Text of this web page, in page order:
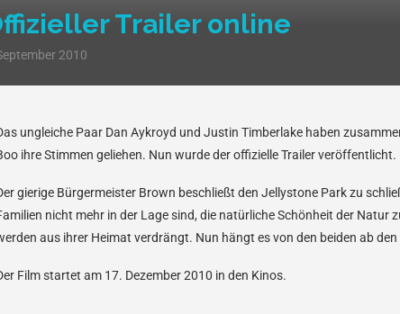
Trailer online
2010
ungleiche Paar Dan Aykroyd und Justin Timberlake haben
ihre Stimmen geliehen. Nun wurde der offizielle Trailer veröffentlicht.
gierige Bürgermeister Brown beschließt den Jellystone Park zu
nicht mehr in der Lage sind, die natürliche Schönheit der Natur
aus ihrer Heimat verdrängt. Nun hängt es von den beiden ab
Film startet am 17. Dezember 2010 in den Kinos.